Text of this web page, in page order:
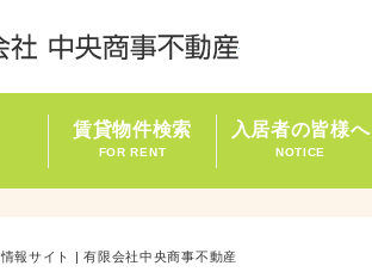
賃貸物件検索
FOR RENT
入居者の皆様へ
NOTICE
報サイト | 有限会社中央商事不動産